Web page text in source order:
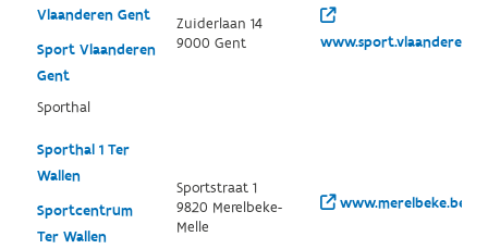
Vlaanderen Gent
Sport Vlaanderen
Gent
Sporthal
Zuiderlaan 14
9000 Gent
www.sport.vlaanderen/
Sporthal 1 Ter
Wallen
Sportcentrum
Ter Wallen
Sportstraat 1
9820 Merelbeke-
Melle
www.merelbeke.be/